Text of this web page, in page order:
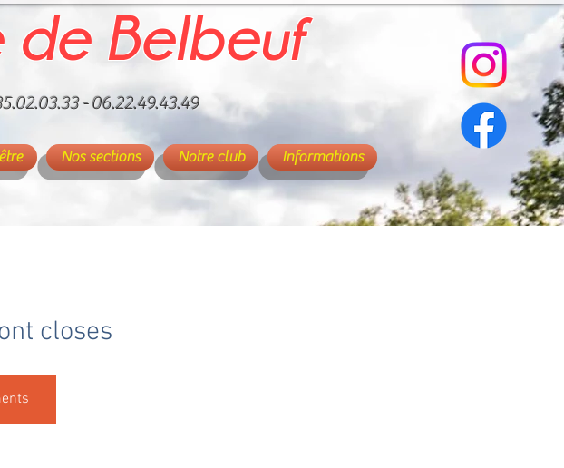
Belbeuf
- 06.22.49.43.49
Nos sections Notre club Informations
closes